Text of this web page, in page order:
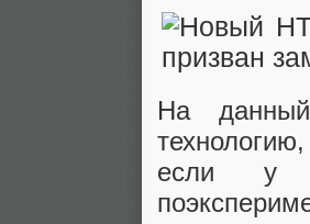
На
если у